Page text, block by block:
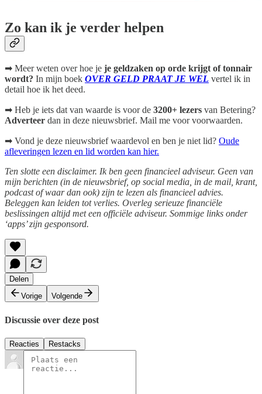
Zo kan ik je verder helpen
➡ Meer weten over hoe je je geldzaken op orde krijgt of tonnair
wordt? In mijn boek OVER GELD PRAAT JE WEL vertel ik in
detail hoe ik het deed.
➡ Heb je iets dat van waarde is voor de 3200+ lezers van Betering?
Adverteer dan in deze nieuwsbrief. Mail me voor voorwaarden.
➡ Vond je deze nieuwsbrief waardevol en ben je niet lid? Oude
afleveringen lezen en lid worden kan hier.
Ten slotte een disclaimer. Ik ben geen financieel adviseur. Geen van
mijn berichten (in de nieuwsbrief, op social media, in de mail, krant,
podcast of waar dan ook) zijn te lezen als financieel advies.
Beleggen kan leiden tot verlies. Overleg serieuze financiële
beslissingen altijd met een officiële adviseur. Sommige links onder
‘apps’ zijn gesponsord.
Delen
Vorige
Volgende
Discussie over deze post
Reacties Restacks